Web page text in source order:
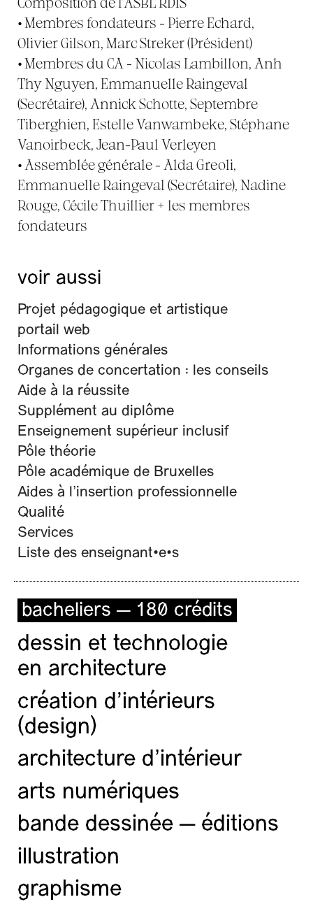
•Membres fondateurs - Pierre Echard,
Olivier Gilson, Marc Streker (Président)
•Membres du CA - Nicolas Lambillon, Anh
Thy Nguyen, Emmanuelle Raingeval
(Secrétaire), Annick Schotte, Septembre
Tiberghien, Estelle Vanwambeke, Stéphane
Vanoirbeck, Jean-Paul Verleyen
• Assemblée générale - Alda Greoli,
Emmanuelle Raingeval (Secrétaire), Nadine
Rouge, Cécile Thuillier + les membres
fondateurs
voir aussi
Projet pédagogique et artistique
portail web
Informations générales
Organes de concertation : les conseils
Aide à la réussite
Supplément au diplôme
Enseignement supérieur inclusif
Pôle théorie
Pôle académique de Bruxelles
Aides à l’insertion professionnelle
Qualité
Services
Liste des enseignant•e•s
bacheliers — 180 crédits
dessin et technologie
en architecture
création d'intérieurs
(design)
architecture d’intérieur
arts numériques
bande dessinée — éditions
illustration
graphisme